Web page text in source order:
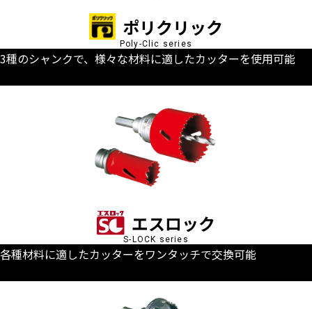
ポリクリック
Poly-Clic series
3種のシャンクで、様々な材料に適したカッターを使用可能
エスロック
S-LOCK series
各種材料に適したカッターをワンタッチで交換可能